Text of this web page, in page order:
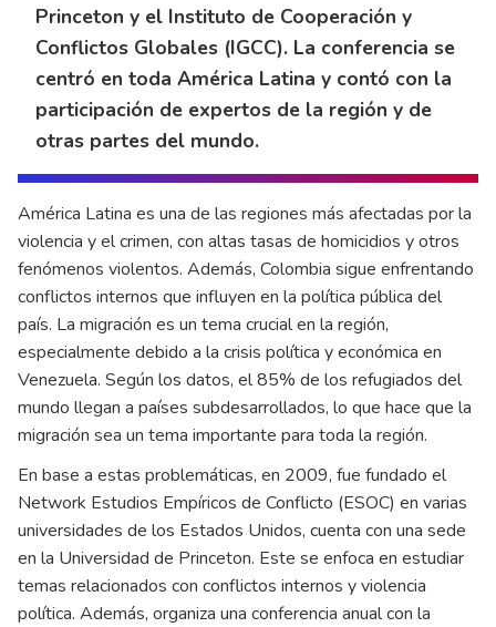
Princeton y el Instituto de Cooperación y
Conflictos Globales (IGCC). La conferencia se
centró en toda América Latina y contó con la
participación de expertos de la región y de
otras partes del mundo.
América Latina es una de las regiones más afectadas por la
violencia y el crimen, con altas tasas de homicidios y otros
fenómenos violentos. Además, Colombia sigue enfrentando
conflictos internos que influyen en la política pública del
país. La migración es un tema crucial en la región,
especialmente debido a la crisis política y económica en
Venezuela. Según los datos, el 85% de los refugiados del
mundo llegan a países subdesarrollados, lo que hace que la
migración sea un tema importante para toda la región.
En base a estas problemáticas, en 2009, fue fundado el
Network Estudios Empíricos de Conflicto (ESOC) en varias
universidades de los Estados Unidos, cuenta con una sede
en la Universidad de Princeton. Este se enfoca en estudiar
temas relacionados con conflictos internos y violencia
política. Además, organiza una conferencia anual con la